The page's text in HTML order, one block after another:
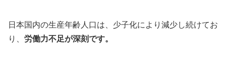
日本国内の生産年齢人口は、少子化により減少し続けてお
り、 労働力不足が深刻です。